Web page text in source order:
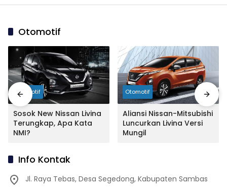
Otomotif
Otomotif
Sosok New Nissan Livina
Terungkap, Apa Kata
NMI?
Otomotif
Aliansi Nissan-Mitsubishi
Luncurkan Livina Versi
Mungil
Info Kontak
Jl. Raya Tebas, Desa Segedong, Kabupaten Sambas